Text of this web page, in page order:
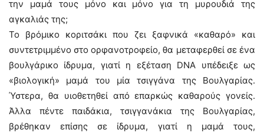
την μαμά τους μόνο και μόνο για τη μυρουδιά της
αγκαλιάς της;
Το βρόμικο κοριτσάκι που ζει ξαφνικά «καθαρό» και
συντετριμμένο στο ορφανοτροφείο, θα μεταφερθεί σε ένα
βουλγάρικο ίδρυμα, γιατί η εξέταση DNA υπέδειξε ως
«βιολογική» μαμά του μία τσιγγάνα της Βουλγαρίας.
Ύστερα, θα υιοθετηθεί από επαρκώς καθαρούς γονείς.
Άλλα πέντε παιδάκια, τσιγγανάκια της Βουλγαρίας,
βρέθηκαν επίσης σε ίδρυμα, γιατί η μαμά τους,